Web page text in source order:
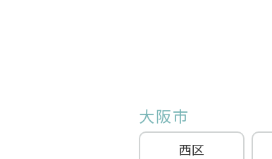
大阪市
西区